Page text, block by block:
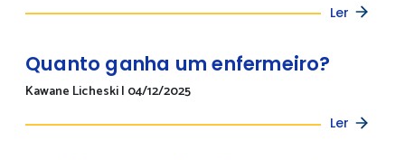
Ler
Quanto ganha um enfermeiro?
Kawane Licheski| 04/12/2025
Ler